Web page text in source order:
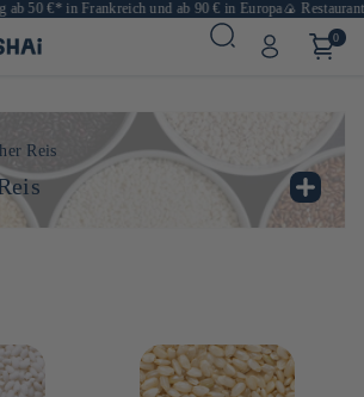
in Frankreich und ab 90 € in Europa 🍙 Restaurants,
0
Reis
Reis "Mahlzeit" (Gohan), ein
keine Frage, ob es sich seit der
本 日本 日本 日本 日本 日本 日本 日
日本) bezeichnet und seit der